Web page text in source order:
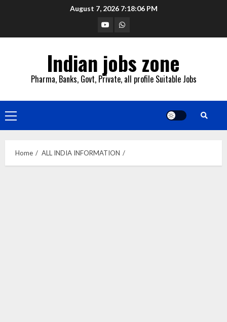
August 7, 2026 7:18:08 PM
YouTubeWhatsapp
Indian jobs zone
Pharma, Banks, Govt, Private, all profile Suitable Jobs
Primary
Menu
Home ALL INDIA INFORMATION